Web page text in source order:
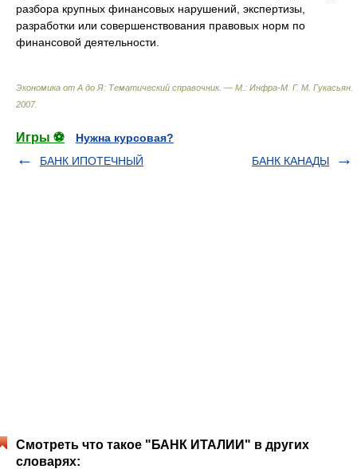
разбора крупных финансовых нарушений, экспертизы,
разработки или совершенствования правовых норм по
финансовой деятельности.
Экономика от А до Я: Тематический справочник. — М.: Инфра-М Г. М. Гукасьян
2007.
Игры ⚽
Нужна курсовая?
БАНК ИПОТЕЧНЫЙ
БАНК КАНАДЫ
Смотреть что такое "БАНК ИТАЛИИ" в других
словарях: